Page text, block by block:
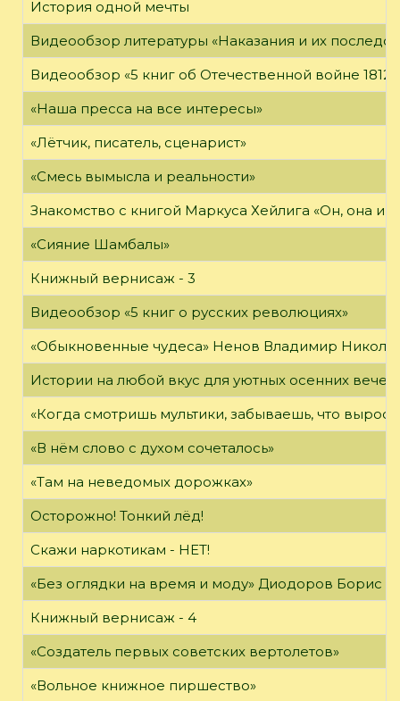
История одной мечты
Видеообзор литературы «Наказания и их
Видеообзор «5 книг об Отечественной войне 1812
«Наша пресса на все интересы»
«Лётчик, писатель, сценарист»
«Смесь вымысла и реальности»
Знакомство с книгой Маркуса Хейлига «Он, она и
«Сияние Шамбалы»
Книжный вернисаж - 3
Видеообзор «5 книг о русских революциях»
«Обыкновенные чудеса» Ненов Владимир
Истории на любой вкус для уютных осенних
«Когда смотришь мультики, забываешь, что вырос»
«В нём слово с духом сочеталось»
«Там на неведомых дорожках»
Осторожно! Тонкий лёд!
Скажи наркотикам - НЕТ!
«Без оглядки на время и моду» Диодоров Борис
Книжный вернисаж - 4
«Создатель первых советских вертолетов»
«Вольное книжное пиршество»